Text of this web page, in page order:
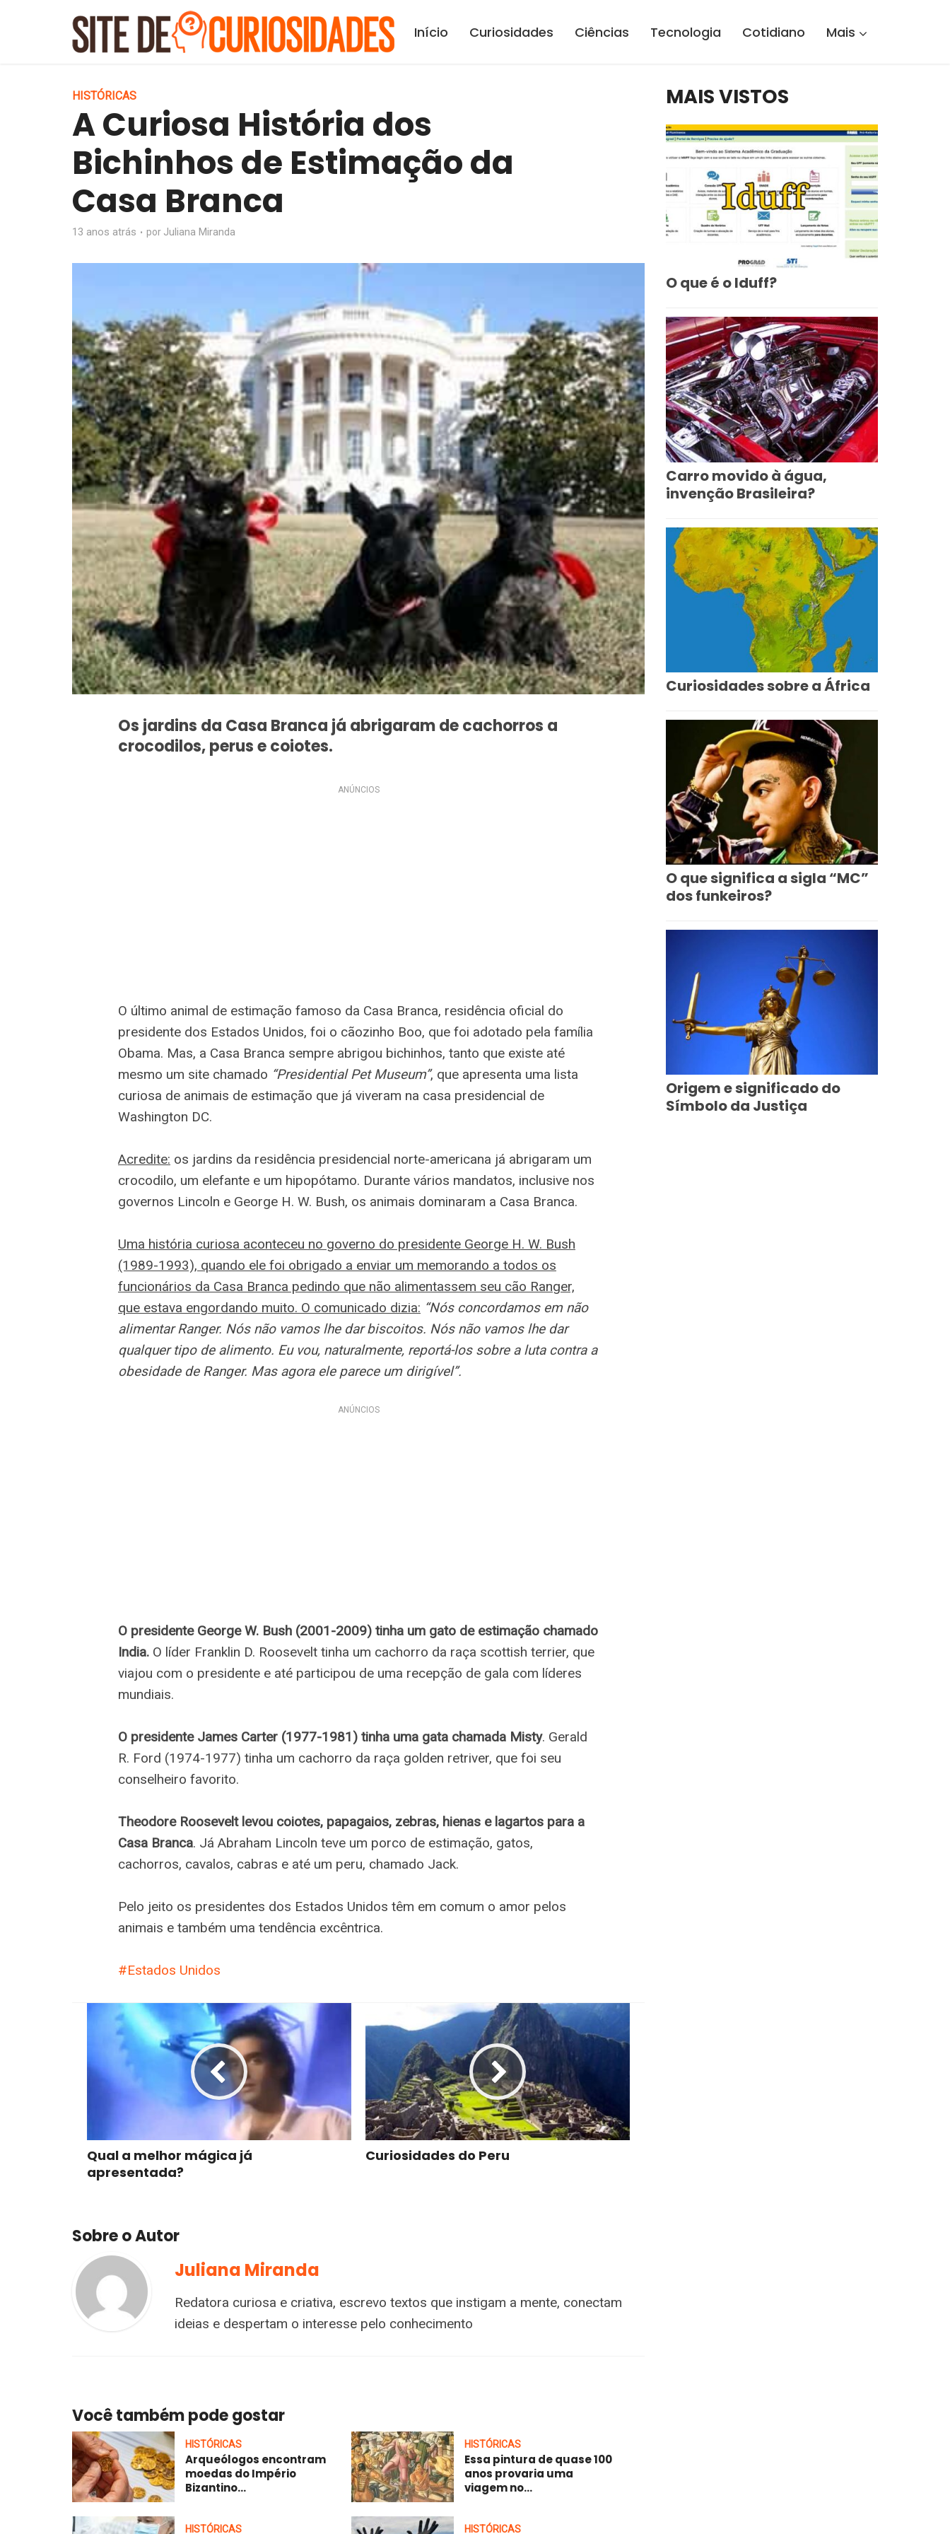
Início Curiosidades Ciências Tecnologia Cotidiano Mais
HISTÓRICAS
A Curiosa História dos
Bichinhos de Estimação da
Casa Branca
13 anos atrás por Juliana Miranda
Os jardins da Casa Branca já abrigaram de cachorros a
crocodilos, perus e coiotes.
ANÚNCIOS
O último animal de estimação famoso da Casa Branca, residência oficial do
presidente dos Estados Unidos, foi o cãozinho Boo, que foi adotado pela família
Obama. Mas, a Casa Branca sempre abrigou bichinhos, tanto que existe até
mesmo um site chamado “Presidential Pet Museum”, que apresenta uma lista
curiosa de animais de estimação que já viveram na casa presidencial de
Washington DC.
Acredite: os jardins da residência presidencial norte-americana já abrigaram um
crocodilo, um elefante e um hipopótamo. Durante vários mandatos, inclusive nos
governos Lincoln e George H. W. Bush, os animais dominaram a Casa Branca.
Uma história curiosa aconteceu no governo do presidente George H. W. Bush
(1989-1993), quando ele foi obrigado a enviar um memorando a todos os
funcionários da Casa Branca pedindo que não alimentassem seu cão Ranger,
que estava engordando muito. O comunicado dizia: “Nós concordamos em não
alimentar Ranger. Nós não vamos lhe dar biscoitos. Nós não vamos lhe dar
qualquer tipo de alimento. Eu vou, naturalmente, reportá-los sobre a luta contra a
obesidade de Ranger. Mas agora ele parece um dirigível”.
ANÚNCIOS
O presidente George W. Bush (2001-2009) tinha um gato de estimação chamado
India. O líder Franklin D. Roosevelt tinha um cachorro da raça scottish terrier, que
viajou com o presidente e até participou de uma recepção de gala com líderes
mundiais.
O presidente James Carter (1977-1981) tinha uma gata chamada Misty. Gerald
R. Ford (1974-1977) tinha um cachorro da raça golden retriver, que foi seu
conselheiro favorito.
Theodore Roosevelt levou coiotes, papagaios, zebras, hienas e lagartos para a
Casa Branca. Já Abraham Lincoln teve um porco de estimação, gatos,
cachorros, cavalos, cabras e até um peru, chamado Jack.
Pelo jeito os presidentes dos Estados Unidos têm em comum o amor pelos
animais e também uma tendência excêntrica.
Estados Unidos
Qual a melhor mágica já
apresentada?
Curiosidades do Peru
Sobre o Autor
Juliana Miranda
Redatora curiosa e criativa, escrevo textos que instigam a mente, conectam
ideias e despertam o interesse pelo conhecimento
Você também pode gostar
HISTÓRICAS
Arqueólogos encontram
moedas do Império
Bizantino...
HISTÓRICAS
Essa pintura de quase 100
anos provaria uma
viagem no...
HISTÓRICAS HISTÓRICAS
MAIS VISTOS
O que é o Iduff?
Carro movido à água,
invenção Brasileira?
Curiosidades sobre a África
O que significa a sigla “MC”
dos funkeiros?
Origem e significado do
Símbolo da Justiça